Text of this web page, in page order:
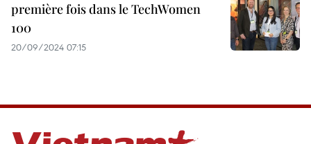
première fois dans le TechWomen
100
20/09/2024 07:15